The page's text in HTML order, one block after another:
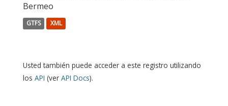
Bermeo
GTFS XML
Usted también puede acceder a este registro utilizando
los API (ver API Docs).